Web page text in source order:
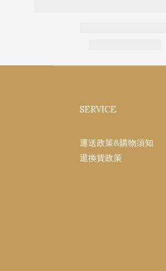
SERVICE
運送政策&購物須知
退換貨政策